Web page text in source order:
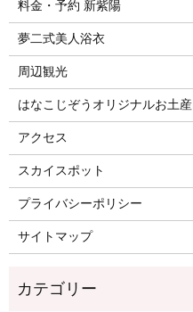
料金・予約 新紫陽
夢二式美人浴衣
周辺観光
はなこじぞうオリジナルお土産
アクセス
スカイスポット
プライバシーポリシー
サイトマップ